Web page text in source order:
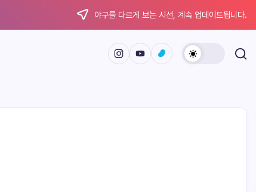
야구를 다르게 보는 시선, 계속 업데이트됩니다.